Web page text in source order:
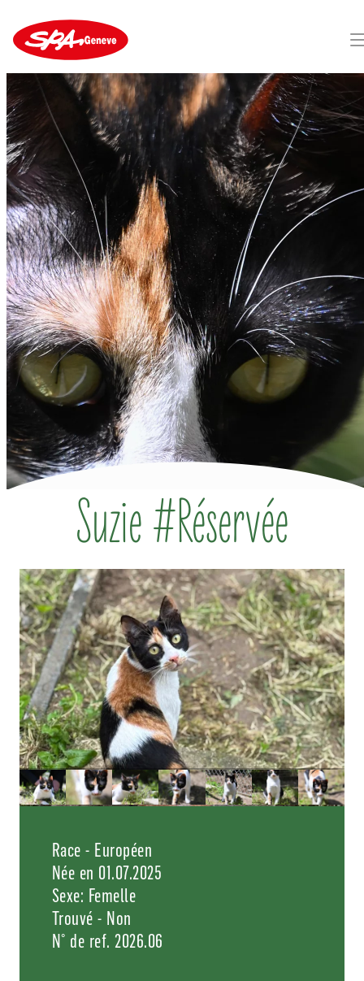
Suzie #Réservée
Race - Européen
Née en 01.07.2025
Sexe: Femelle
Trouvé - Non
N° de ref. 2026.06